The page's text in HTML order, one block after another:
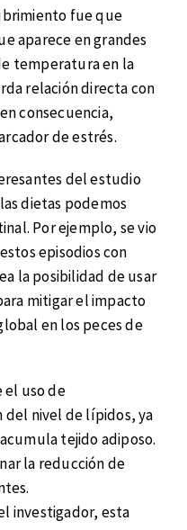
fue que
aparece en grandes
temperatura en la
relación directa con
consecuencia,
de estrés.
del estudio
dietas podemos
Por ejemplo, se vio
episodios con
la posibilidad de usar
mitigar el impacto
en los peces de
el uso de
del nivel de lípidos, ya
tejido adiposo.
la reducción de
investigador, esta